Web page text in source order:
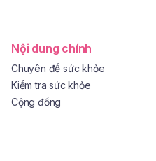
Nội dung chính
Chuyên đề sức khỏe
Kiểm tra sức khỏe
Cộng đồng